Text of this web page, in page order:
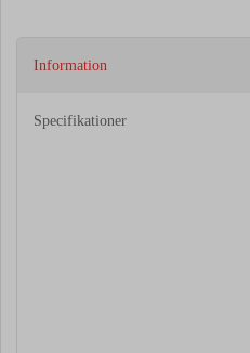
Information
Specifikationer